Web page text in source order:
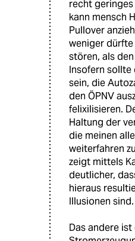
recht
kann mensch
Pullover
weniger
stören, als den
Insofern sollte
sein, die
den ÖPNV
felixilisieren.
Haltung der
die meinen
weiterfahren
zeigt mittels
deutlicher,
hieraus
Illusionen sind.
Das andere